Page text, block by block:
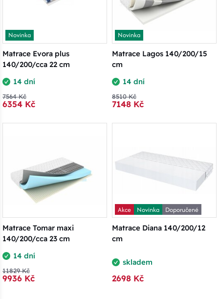
Novinka
Matrace Evora plus
140/200/cca 22 cm
14 dní
7564 Kč
6354 Kč
Novinka
Matrace Lagos 140/200/15
cm
14 dní
8510 Kč
7148 Kč
Matrace Tomar maxi
140/200/cca 23 cm
14 dní
11829 Kč
9936 Kč
Akce Novinka
Doporučené
Matrace Diana 140/200/12
cm
skladem
2698 Kč